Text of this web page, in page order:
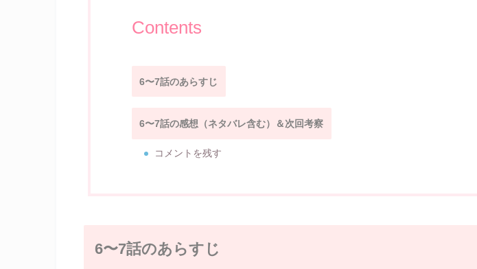
Contents
6〜7話のあらすじ
6〜7話の感想（ネタバレ含む）＆次回考察
コメントを残す
6〜7話のあらすじ